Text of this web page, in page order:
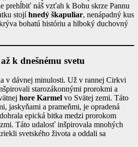
prehĺbiť náš vzťah k Bohu skrze Pannu
stojíhnedý škapuliar, nenápadný kus
bohatú históriu a hlboký duchovný
k dnešnému svetu
v dávnej minulosti. Už v rannej Cirkvi
starozákonnými prorokmi a
hore Karmel vo Svätej zemi. Táto
jaskyňami a prameňmi, je opradená
epická bitka medzi prorokom
Táto udalosť inšpirovala mnohých
svetského života a oddali sa